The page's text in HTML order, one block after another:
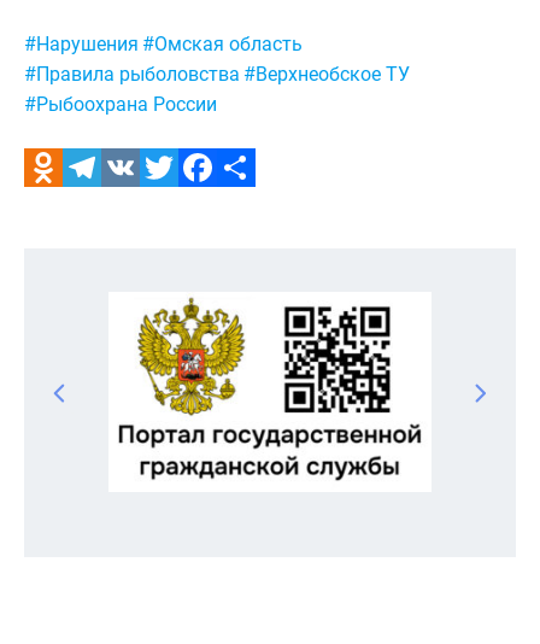
Метки:
#Нарушения #Омская область
#Правила рыболовства #Верхнеобское ТУ
#Рыбоохрана России